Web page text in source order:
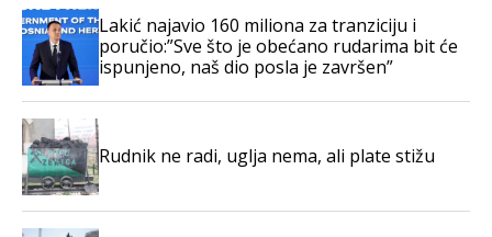
Lakić najavio 160 miliona za tranziciju i
poručio:”Sve što je obećano rudarima bit će
ispunjeno, naš dio posla je završen”
Rudnik ne radi, uglja nema, ali plate stižu